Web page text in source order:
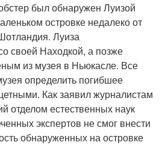
был обнаружен Луизой
островке недалеко от
Луиза
своей Находкой, а позже
из музея в Ньюкасле. Все
определить погибшее
Как заявил журналистам
отделом естественных наук
экспертов не смог внести
обнаруженных на островке